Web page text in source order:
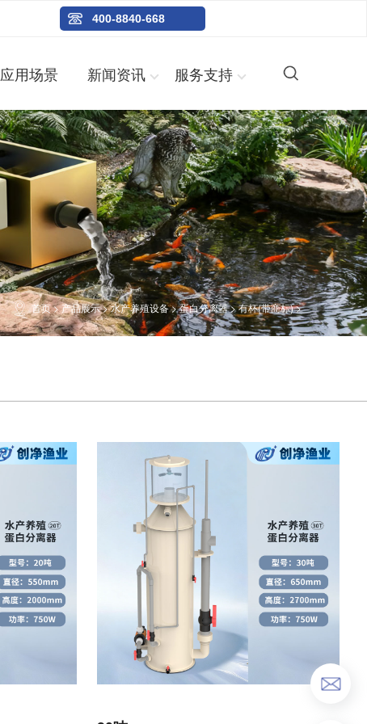
400-8840-668
应用场景 新闻资讯 服务支持
首页>产品展示>水产养殖设备>蛋白分离器>有杯(带商标)>